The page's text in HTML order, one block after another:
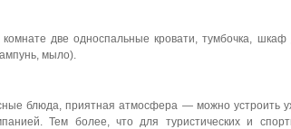
две односпальные кровати, тумбочка,
мыло).
блюда, приятная атмосфера — можно устроить
Тем более, что для туристических и